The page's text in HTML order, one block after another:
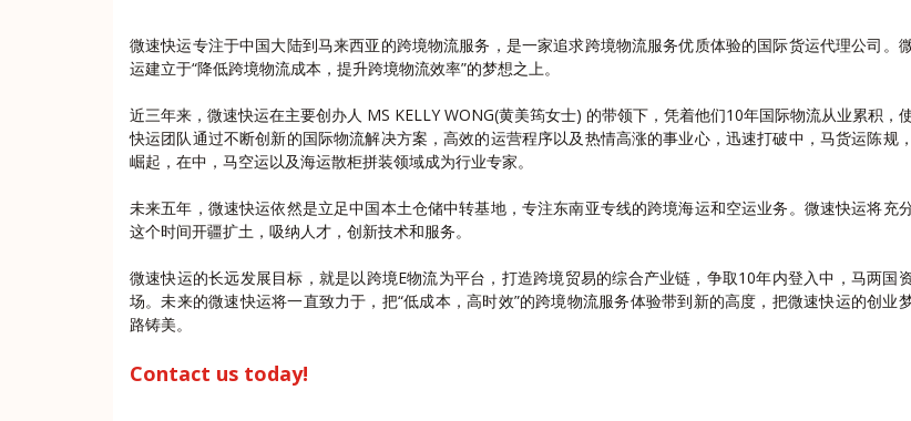
微速快运专注于中国大陆到马来西亚的跨境物流服务，是一家追求跨境物流服务优质体验的国际货运代理公司。
运建立于“降低跨境物流成本，提升跨境物流效率”的梦想之上。
近三年来，微速快运在主要创办人 MS KELLY WONG(黄美筠女士) 的带领下，凭着他们10年国际物流从业累积，
快运团队通过不断创新的国际物流解决方案，高效的运营程序以及热情高涨的事业心，迅速打破中，马货运陈规
崛起，在中，马空运以及海运散柜拼装领域成为行业专家。
未来五年，微速快运依然是立足中国本土仓储中转基地，专注东南亚专线的跨境海运和空运业务。微速快运将充
这个时间开疆扩土，吸纳人才，创新技术和服务。
微速快运的长远发展目标，就是以跨境E物流为平台，打造跨境贸易的综合产业链，争取10年内登入中，马两国
场。未来的微速快运将一直致力于，把“低成本，高时效”的跨境物流服务体验带到新的高度，把微速快运的创业
路铸美。
Contact us today!